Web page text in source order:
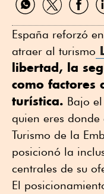
por
por
por
España reforzó
atraer al turismo
libertad, la
como factores
turística. Bajo
quien eres
Turismo de la
posicionó la
centrales de su
El